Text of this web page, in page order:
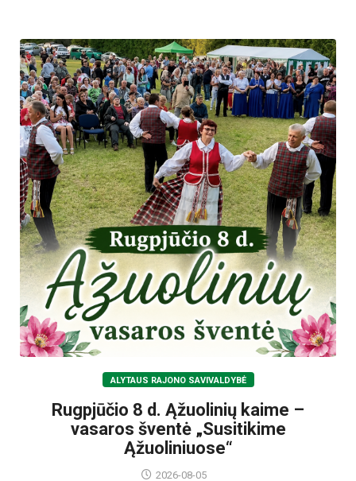
ALYTAUS RAJONO SAVIVALDYBĖ
Rugpjūčio 8 d. Ąžuolinių kaime –
vasaros šventė „Susitikime
Ąžuoliniuose“
2026-08-05